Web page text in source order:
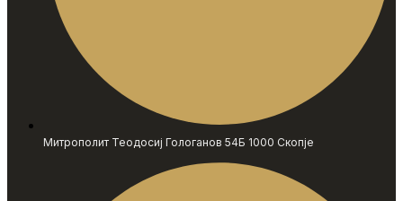
Митрополит Теодосиј Гологанов 54Б 1000 Скопје